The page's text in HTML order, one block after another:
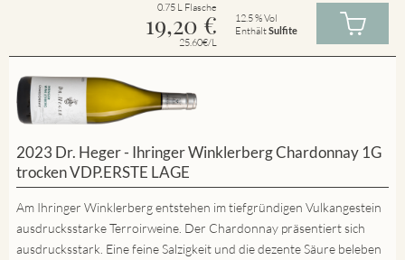
0.75 L Flasche
19,20 €
25.60€/L
12.5 % Vol
EnthältSulfite
2023 Dr. Heger - Ihringer Winklerberg Chardonnay 1G
trocken VDP.ERSTE LAGE
Am Ihringer Winklerberg entstehen im tiefgründigen Vulkangestein
ausdrucksstarke Terroirweine. Der Chardonnay präsentiert sich
ausdrucksstark. Eine feine Salzigkeit und die dezente Säure beleben